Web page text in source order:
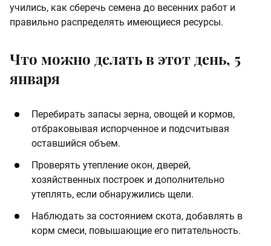
учились, как сберечь семена до весенних работ и
правильно распределять имеющиеся ресурсы.
Что можно делать в этот день, 5
января
Перебирать запасы зерна, овощей и кормов,
отбраковывая испорченное и подсчитывая
оставшийся объем.
Проверять утепление окон, дверей,
хозяйственных построек и дополнительно
утеплять, если обнаружились щели.
Наблюдать за состоянием скота, добавлять в
корм смеси, повышающие его питательность.